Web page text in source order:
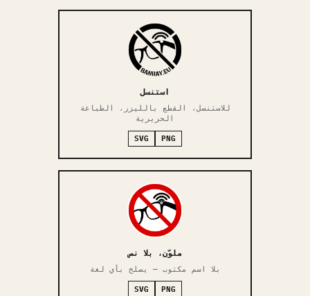
استنسل
للاستنسل، القطع بالليزر، الطباعة
الحريرية
PNG
SVG
ملوّن، بلا نص
بلا اسم مكتوب — يصلح بأي لغة
PNG
SVG